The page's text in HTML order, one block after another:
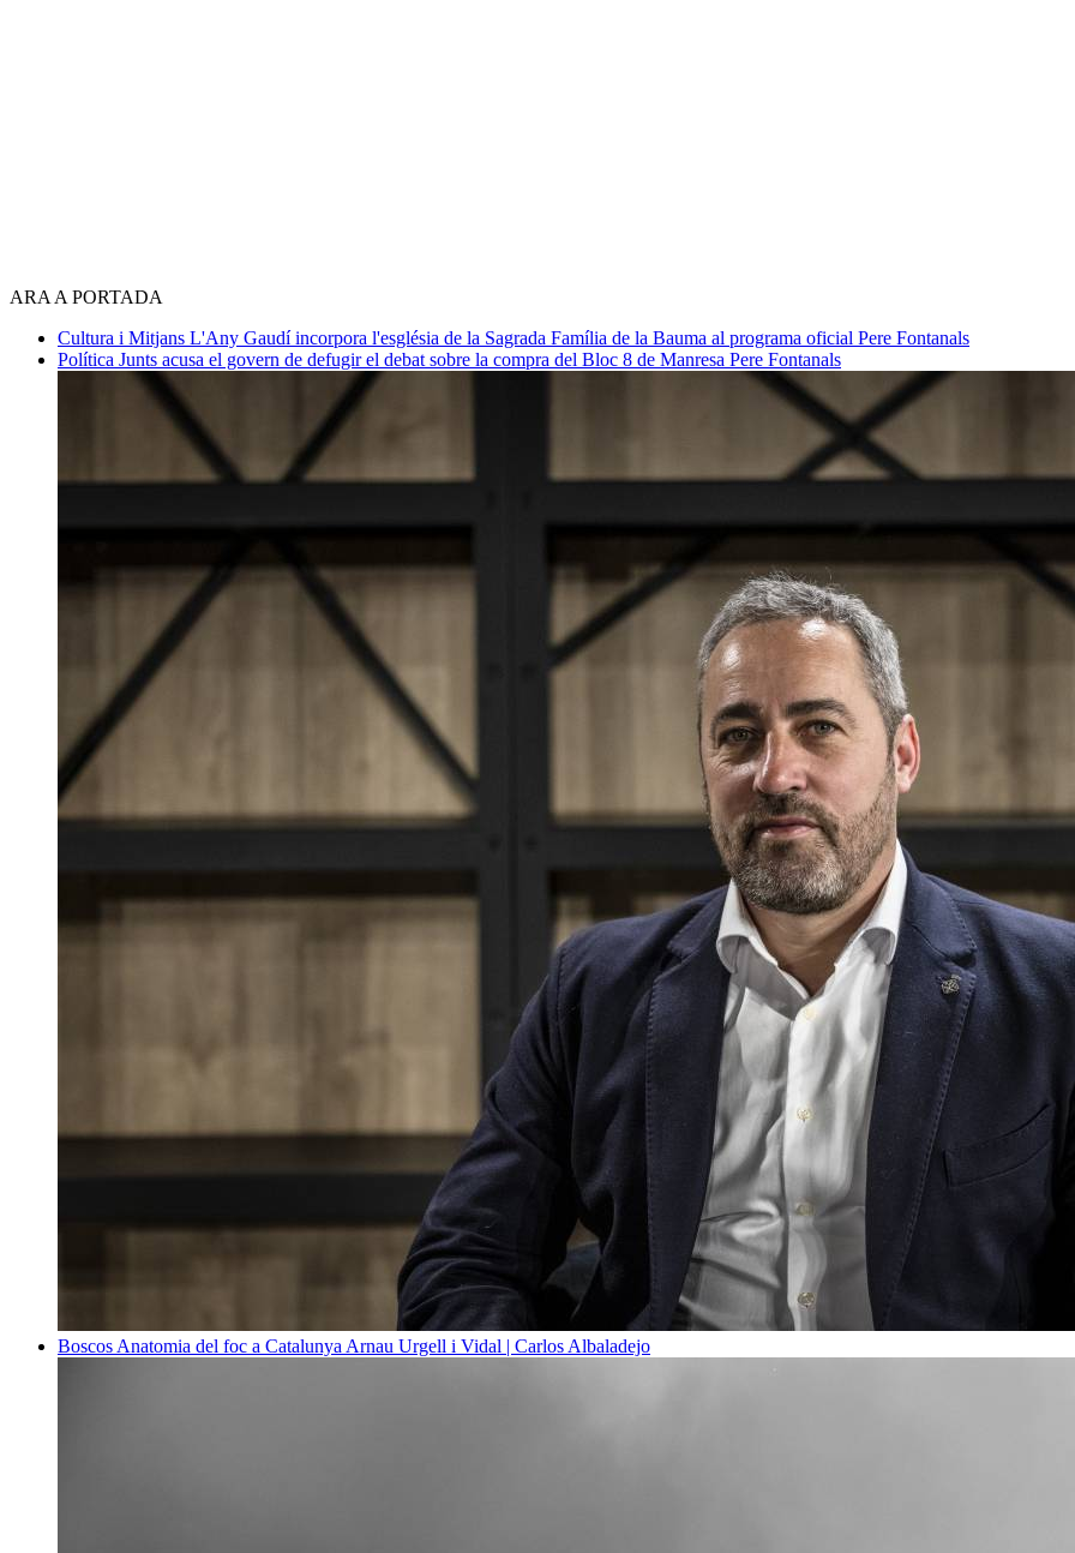
ARA A PORTADA
Cultura i Mitjans L'Any Gaudí incorpora l'església de la Sagrada Família de la Bauma al programa oficial Pere Fontanals
Política Junts acusa el govern de defugir el debat sobre la compra del Bloc 8 de Manresa Pere Fontanals
Boscos Anatomia del foc a Catalunya Arnau Urgell i Vidal | Carlos Albaladejo